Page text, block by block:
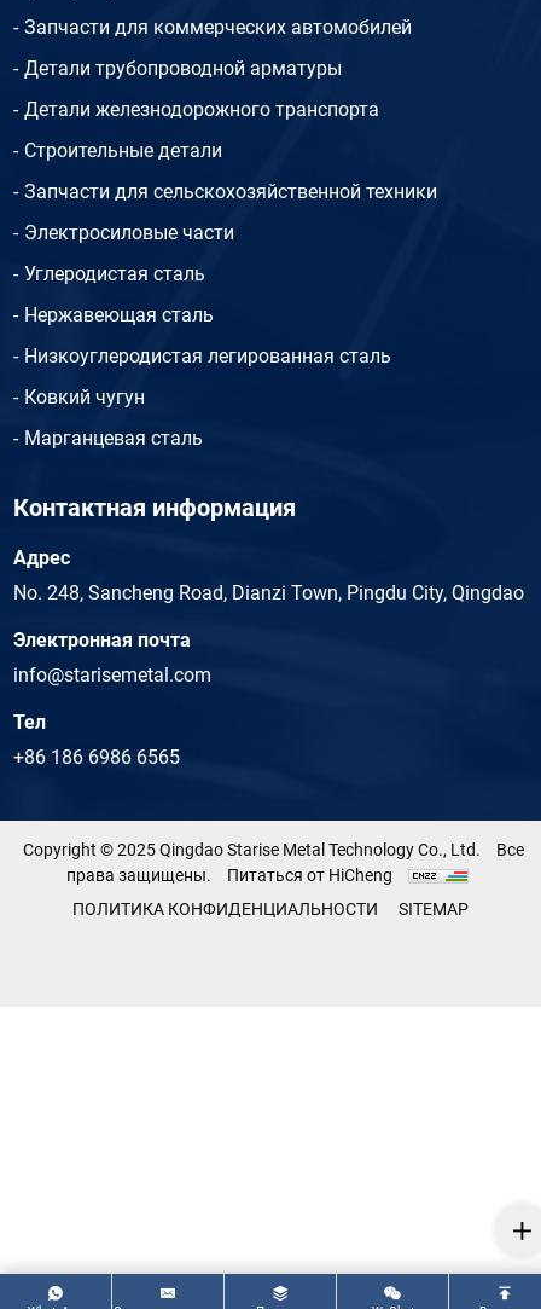
Запчасти для коммерческих автомобилей
Детали трубопроводной арматуры
Детали железнодорожного транспорта
Строительные детали
Запчасти для сельскохозяйственной техники
Электросиловые части
Углеродистая сталь
Нержавеющая сталь
Низкоуглеродистая легированная сталь
Ковкий чугун
Марганцевая сталь
Контактная информация
Адрес
No. 248, Sancheng Road, Dianzi Town, Pingdu City, Qingdao
Электронная почта
info@starisemetal.com
Тел
+86 186 6986 6565
Copyright © 2025 Qingdao Starise Metal Technology Co., Ltd.
Все
права защищены.
Питаться от HiCheng
ПОЛИТИКА КОНФИДЕНЦИАЛЬНОСТИ
SITEMAP